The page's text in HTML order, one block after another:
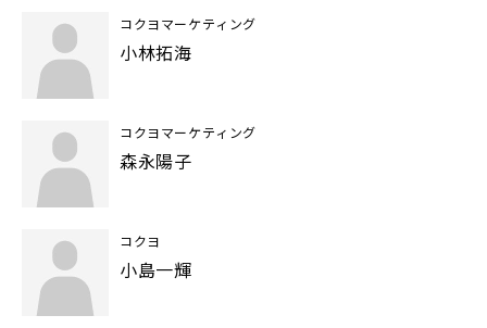
コクヨマーケティング
小林拓海
コクヨマーケティング
森永陽子
コクヨ
小島一輝